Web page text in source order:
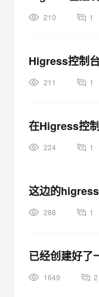
210 1
Higress控制
211 1
在Higress控
224 1
这边的
288 1
已经创建好了
1649 2